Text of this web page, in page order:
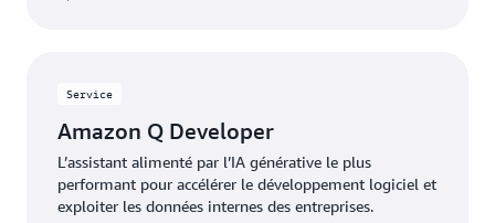
Service
Amazon Q Developer
L’assistant alimenté par l’IA générative le plus
performant pour accélérer le développement logiciel et
exploiter les données internes des entreprises.